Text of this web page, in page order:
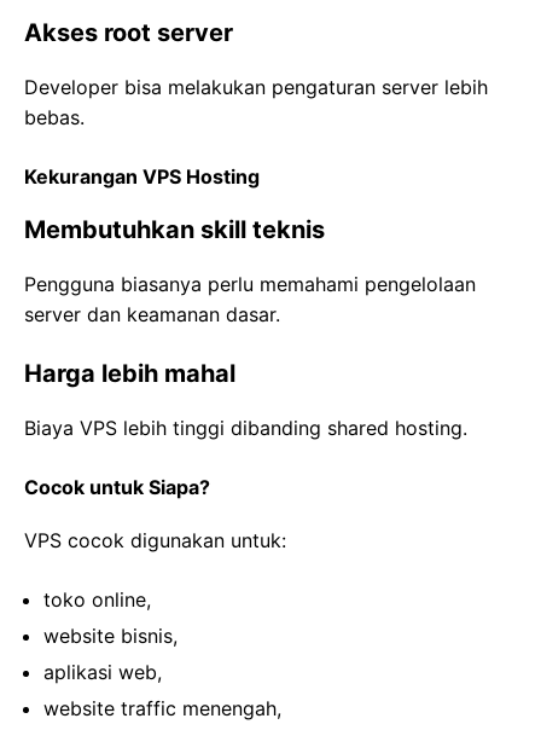
Akses root server
Developer bisa melakukan pengaturan server lebih
bebas.
Kekurangan VPS Hosting
Membutuhkan skill teknis
Pengguna biasanya perlu memahami pengelolaan
server dan keamanan dasar.
Harga lebih mahal
Biaya VPS lebih tinggi dibanding shared hosting.
Cocok untuk Siapa?
VPS cocok digunakan untuk:
toko online,
website bisnis,
aplikasi web,
website traffic menengah,